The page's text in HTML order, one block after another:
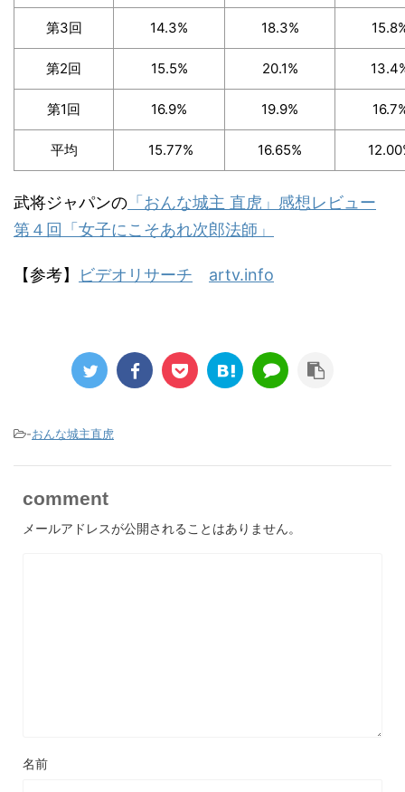
第3回 14.3% 18.3%
第2回 15.5% 20.1%
第1回 16.9% 19.9%
平均 15.77% 16.65%
武将ジャパンの 「おんな城主 直虎」感想レビュー
第４回「女子にこそあれ次郎法師」
【参考】 ビデオリサーチ artv.info
-おんな城主直虎
comment
メールアドレスが公開されることはありません。
名前